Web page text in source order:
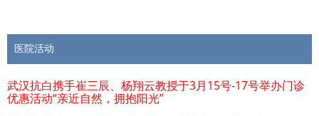
医院活动
武汉抗白携手崔三辰、杨翔云教授于3月15号-17号举办门诊
优惠活动“亲近自然，拥抱阳光”